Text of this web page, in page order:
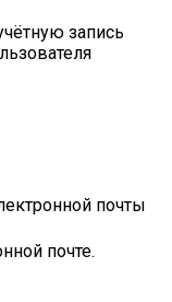
запись
почты
почте.